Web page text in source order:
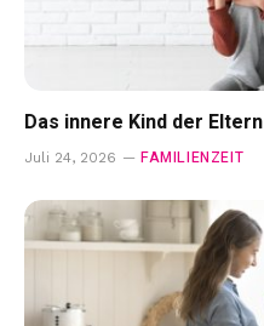
Das innere Kind der Eltern
Juli 24, 2026 FAMILIENZEIT